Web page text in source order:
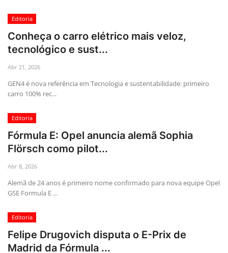
Editoria
Conheça o carro elétrico mais veloz,
tecnológico e sust...
Abr 21, 2026
GEN4 é nova referência em Tecnologia e sustentabilidade: primeiro
carro 100% rec...
Editoria
Fórmula E: Opel anuncia alemã Sophia
Flörsch como pilot...
Abr 8, 2026
Alemã de 24 anos é primeiro nome confirmado para nova equipe Opel
GSE Formula E ...
Editoria
Felipe Drugovich disputa o E-Prix de
Madrid da Fórmula ...